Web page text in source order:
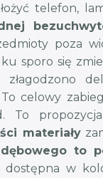
telefon,
poza
sporo się
złagodzono
celowy
To
materiały
to
dostępna w